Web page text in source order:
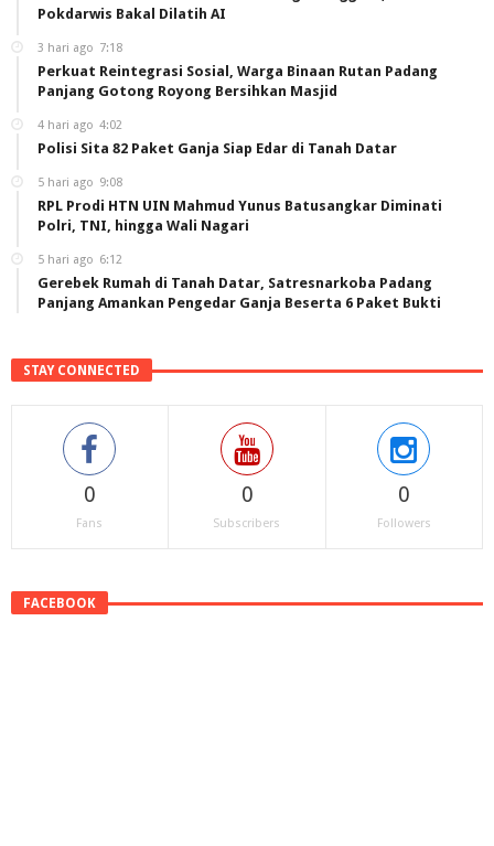
Pokdarwis Bakal Dilatih AI
3 hari ago 7:18
Perkuat Reintegrasi Sosial, Warga Binaan Rutan Padang
Panjang Gotong Royong Bersihkan Masjid
4 hari ago 4:02
Polisi Sita 82 Paket Ganja Siap Edar di Tanah Datar
5 hari ago 9:08
RPL Prodi HTN UIN Mahmud Yunus Batusangkar Diminati
Polri, TNI, hingga Wali Nagari
5 hari ago 6:12
Gerebek Rumah di Tanah Datar, Satresnarkoba Padang
Panjang Amankan Pengedar Ganja Beserta 6 Paket Bukti
STAY CONNECTED
0
Fans
0
Subscribers
0
Followers
FACEBOOK